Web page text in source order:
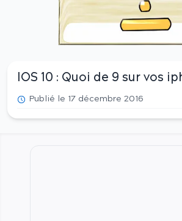
IOS 10 : Quoi de 9 sur vos
Publié le 17 décembre 2016